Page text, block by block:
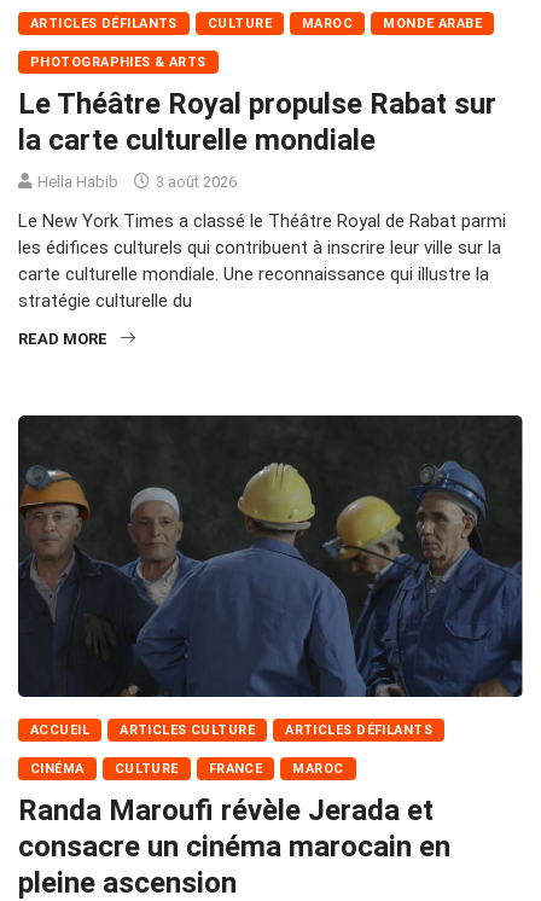
ARTICLES DÉFILANTS CULTURE MAROC MONDE ARABE
PHOTOGRAPHIES & ARTS
Le Théâtre Royal propulse Rabat sur
la carte culturelle mondiale
Hella Habib 3 août 2026
Le New York Times a classé le Théâtre Royal de Rabat parmi
les édifices culturels qui contribuent à inscrire leur ville sur la
carte culturelle mondiale. Une reconnaissance qui illustre la
stratégie culturelle du
READ MORE
ACCUEIL ARTICLES CULTURE ARTICLES DÉFILANTS
CINÉMA CULTURE FRANCE MAROC
Randa Maroufi révèle Jerada et
consacre un cinéma marocain en
pleine ascension